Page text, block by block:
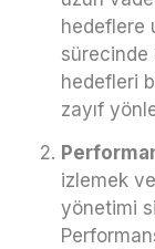
hedeflere
sürecinde
hedefleri
zayıf
izlemek
yönetimi